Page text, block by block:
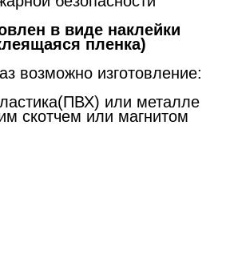
в виде наклейки
пленка)
возможно изготовление:
или металле
скотчем или магнитом